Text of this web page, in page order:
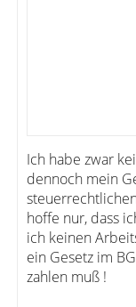
Ich habe zwar
dennoch mein
hoffe nur, dass
ich keinen
ein Gesetz im
zahlen muß !